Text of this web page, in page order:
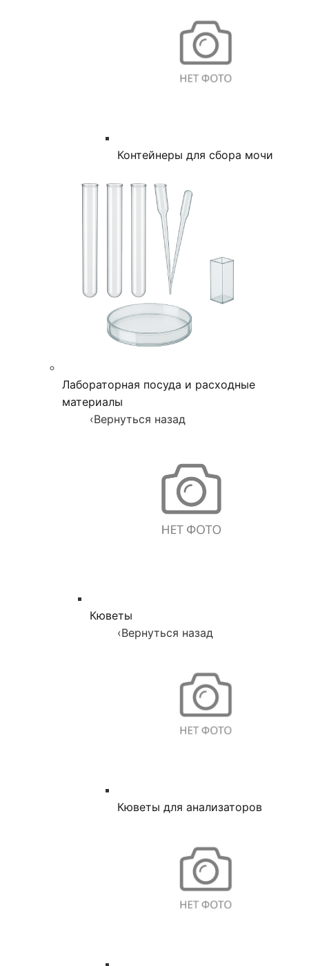
Контейнеры для сбора мочи
Лабораторная посуда и расходные
материалы
‹Вернуться назад
Кюветы
‹Вернуться назад
Кюветы для анализаторов